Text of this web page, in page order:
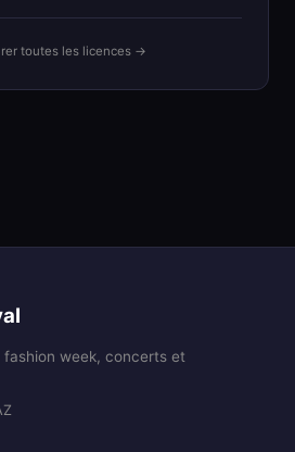
toutes les licences →
week, concerts et